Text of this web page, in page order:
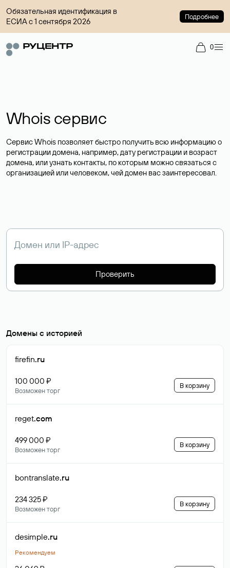
Обязательная идентификация в
ЕСИА с 1 сентября 2026
Подробнее
0
Whois сервис
Сервис Whois позволяет быстро получить всю информацию о
регистрации домена, например, дату регистрации и возраст
домена, или узнать контакты, по которым можно связаться с
организацией или человеком, чей домен вас заинтересовал.
Проверить
Домены с историей
firefin.ru
100 000 ₽
Возможен торг
В корзину
reget.com
499 000 ₽
Возможен торг
В корзину
bontranslate.ru
234 325 ₽
Возможен торг
В корзину
desimple.ru
Рекомендуем